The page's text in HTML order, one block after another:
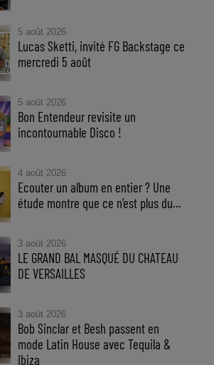
5 août 2026
Lucas Sketti, invité FG Backstage ce
mercredi 5 août
5 août 2026
Bon Entendeur revisite un
incontournable Disco !
4 août 2026
Ecouter un album en entier ? Une
étude montre que ce n’est plus du...
3 août 2026
LE GRAND BAL MASQUÉ DU CHATEAU
DE VERSAILLES
3 août 2026
Bob Sinclar et Besh passent en
mode Latin House avec Tequila &
Ibiza